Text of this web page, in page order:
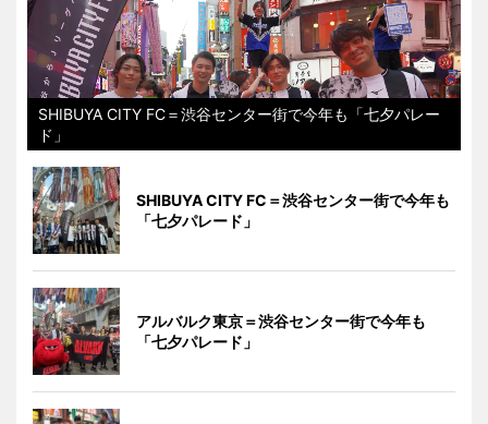
SHIBUYA CITY FC＝渋谷センター街で今年も「七夕パレー
ド」
SHIBUYA CITY FC＝渋谷センター街で今年も
「七夕パレード」
アルバルク東京＝渋谷センター街で今年も
「七夕パレード」